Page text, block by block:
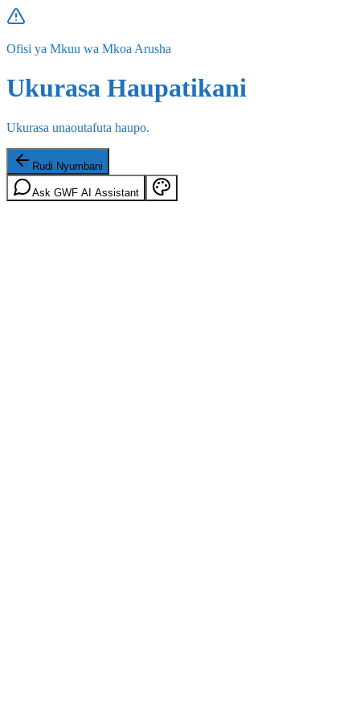
Ofisi ya Mkuu wa Mkoa Arusha
Ukurasa Haupatikani
Ukurasa unaoutafuta haupo.
Rudi Nyumbani
Ask GWF AI Assistant